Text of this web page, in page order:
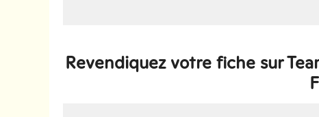
Revendiquez votre fiche sur